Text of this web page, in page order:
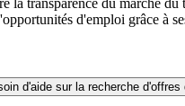
d'emploi grâce à
d'aide sur la recherche d'offres